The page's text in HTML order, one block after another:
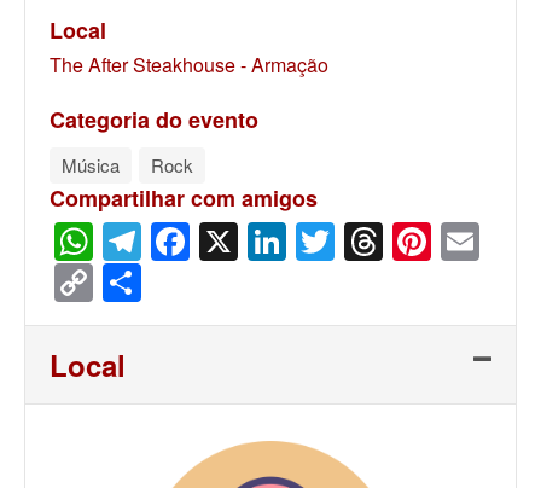
Local
The After Steakhouse - Armação
Categoria do evento
Música Rock
Compartilhar com amigos
WhatsApp
Telegram
Facebook
X LinkedIn
Twitter
Threads
Copy
Link
Local